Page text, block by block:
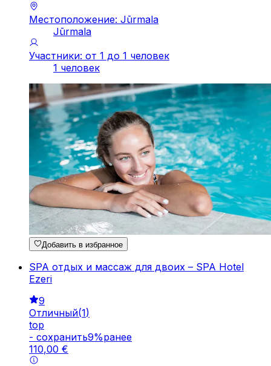
Местоположение: Jūrmala
Jūrmala
Участники: от 1 до 1 человек
1 человек
Добавить в избранное
SPA отдых и массаж для двоих – SPA Hotel
Ezeri
9
Отличный(1)
top
- cохранить9%ранее
110,00 €